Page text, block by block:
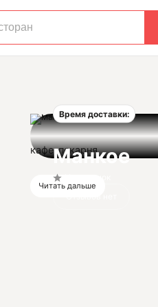
Время доставки:
Манкое
кафе-пекарня
Читать дальше